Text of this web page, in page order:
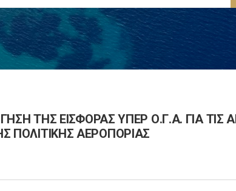
ΤΗΣ ΕΙΣΦΟΡΑΣ ΥΠΕΡ Ο.Γ.Α. ΓΙΑ ΤΙΣ
ΠΟΛΙΤΙΚΗΣ ΑΕΡΟΠΟΡΙΑΣ